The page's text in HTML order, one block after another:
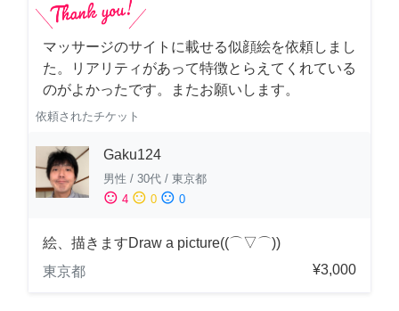
マッサージのサイトに載せる似顔絵を依頼しまし
た。リアリティがあって特徴とらえてくれている
のがよかったです。またお願いします。
依頼されたチケット
Gaku124
男性 / 30代 / 東京都
sentiment_satisfied 4 sentiment_neutral 0 sentiment_dissatisfied 0
絵、描きますDraw a picture((⌒▽⌒))
東京都
¥3,000